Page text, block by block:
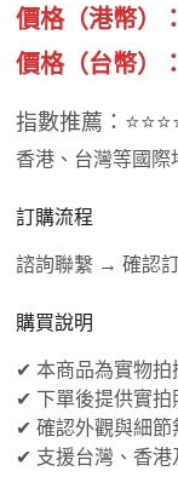
價格（港幣）
價格（台幣）
指數推薦：
香港、台灣等國際
訂購流程
諮詢聯繫 → 確認
購買說明
✔ 本商品為實物拍
✔ 下單後提供實拍
✔ 確認外觀與細節
✔ 支援台灣、香港